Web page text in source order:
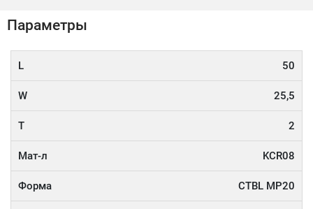
Параметры
L 50
W 25,5
T 2
Мат-л KCR08
Форма CTBL MP20